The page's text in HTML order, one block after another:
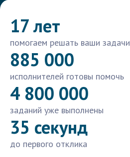
17 лет
помогаем решать ваши задачи
885 000
исполнителей готовы помочь
4 800 000
заданий уже выполнены
35 секунд
до первого отклика